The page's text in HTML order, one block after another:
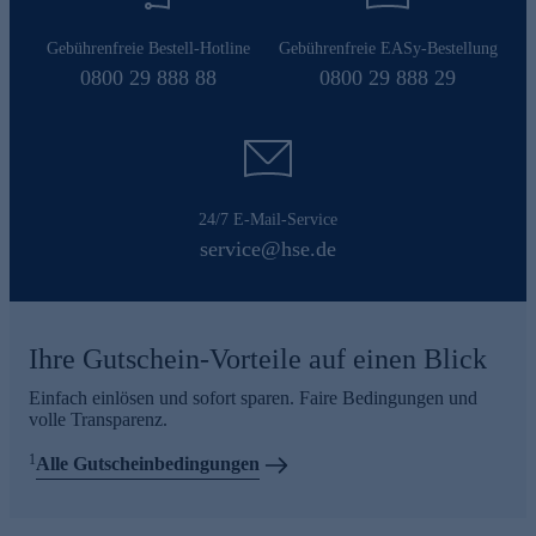
Gebührenfreie Bestell-Hotline
0800 29 888 88
Gebührenfreie EASy-Bestellung
0800 29 888 29
24/7 E-Mail-Service
service@hse.de
Ihre Gutschein-Vorteile auf einen Blick
Einfach einlösen und sofort sparen. Faire Bedingungen und
volle Transparenz.
1Alle Gutscheinbedingungen